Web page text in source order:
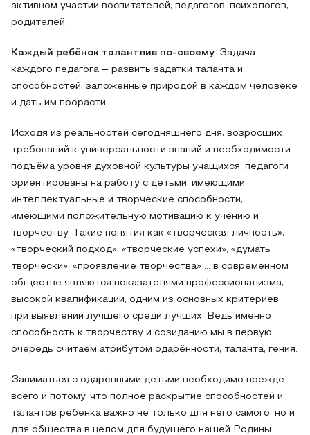
активном участии воспитателей, педагогов, психологов,
родителей.
Каждый ребёнок талантлив по-своему. Задача
каждого педагога – развить задатки таланта и
способностей, заложенные природой в каждом человеке
и дать им прорасти.
Исходя из реальностей сегодняшнего дня, возросших
требований к универсальности знаний и необходимости
подъёма уровня духовной культуры учащихся, педагоги
ориентированы на работу с детьми, имеющими
интеллектуальные и творческие способности,
имеющими положительную мотивацию к учению и
творчеству. Такие понятия как «творческая личность»,
«творческий подход», «творческие успехи», «думать
творчески», «проявление творчества» … в современном
обществе являются показателями профессионализма,
высокой квалификации, одним из основных критериев
при выявлении лучшего среди лучших. Ведь именно
способность к творчеству и созиданию мы в первую
очередь считаем атрибутом одарённости, таланта, гения.
Заниматься с одарёнными детьми необходимо прежде
всего и потому, что полное раскрытие способностей и
талантов ребёнка важно не только для него самого, но и
для общества в целом для будущего нашей Родины.